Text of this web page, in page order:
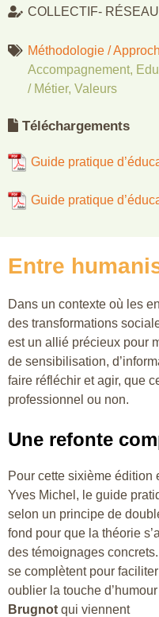
Entre
Dans un contexte où les
des transformations
est un allié précieux pour
de sensibilisation,
faire réfléchir et agir, que
professionnel ou non.
Une refonte
Pour cette sixième édition
Yves Michel, le guide
selon un principe de
fond pour que la théorie
des témoignages
se complètent pour
oublier la touche
Brugnot qui viennent
COLLECTIF-
Méthodologie /
Accompagnement,
/ Métier, Valeurs
Téléchargements
Guide pratique
Guide pratique